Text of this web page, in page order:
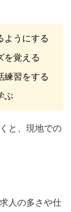
ようにする
を覚える
練習をする
ぶ
と、現地での
人の多さや仕